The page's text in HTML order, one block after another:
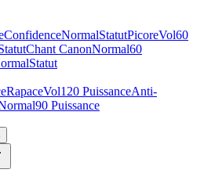
ConfidenceNormalStatutPicoreVol60
Chant CanonNormal60
Statut
RapaceVol120 PuissanceAnti-
90 Puissance